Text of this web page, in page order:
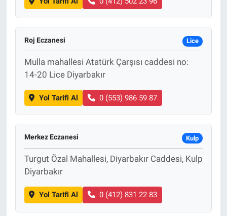
Roj Eczanesi Lice
Mulla mahallesi Atatürk Çarşısı caddesi no:
14-20 Lice Diyarbakır
Yol Tarifi Al 0 (553) 986 59 87
Merkez Eczanesi Kulp
Turgut Özal Mahallesi, Diyarbakır Caddesi, Kulp
Diyarbakır
Yol Tarifi Al 0 (412) 831 22 83